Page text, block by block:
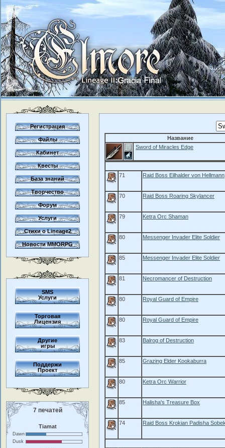
Регистрация
Файлы
Кабинет
Квесты
База знаний
Творчество
Форум
Услуги
Стихи о Lineage2
Новости MMORPG
SMS
Услуги
Торговая
Лицензия
Другие
игры
Поддержи
Проект
7 печатей
Tiamat
Dawn
Dusk
Название
Sword of Miracles Edge
71 Raid Boss Eilhalder von Hellmann
70 Raid Boss Roaring Skylancer
79 Ketra Orc Shaman
80 Messenger Invader Elite Soldier
85 Messenger Invader Elite Soldier
81 Necromancer of Destruction
80 Royal Guard of Empire
80 Royal Guard of Empire
83 Balrog of Destruction
85 Grazing Elder Kookaburra
80 Ketra Orc Warrior
85 Halisha's Treasure Box
74 Raid Boss Krokian Padisha